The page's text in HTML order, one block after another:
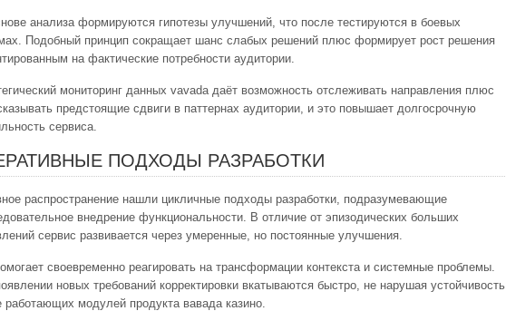
анализа формируются гипотезы улучшений, что после тестируются в боевых
Подобный принцип сокращает шанс слабых решений плюс формирует рост решения
на фактические потребности аудитории.
мониторинг данных vavada даёт возможность отслеживать направления плюс
предстоящие сдвиги в паттернах аудитории, и это повышает долгосрочную
сервиса.
ПОДХОДЫ РАЗРАБОТКИ
распространение нашли цикличные подходы разработки, подразумевающие
внедрение функциональности. В отличие от эпизодических больших
сервис развивается через умеренные, но постоянные улучшения.
своевременно реагировать на трансформации контекста и системные проблемы.
новых требований корректировки вкатываются быстро, не нарушая устойчивость
работающих модулей продукта вавада казино.